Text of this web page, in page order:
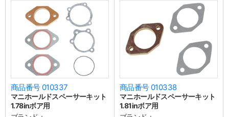
商品番号 010337
マニホールドスペーサーキット
1.78inボア用
商品番号 010338
マニホールドスペーサーキット
1.81inボア用